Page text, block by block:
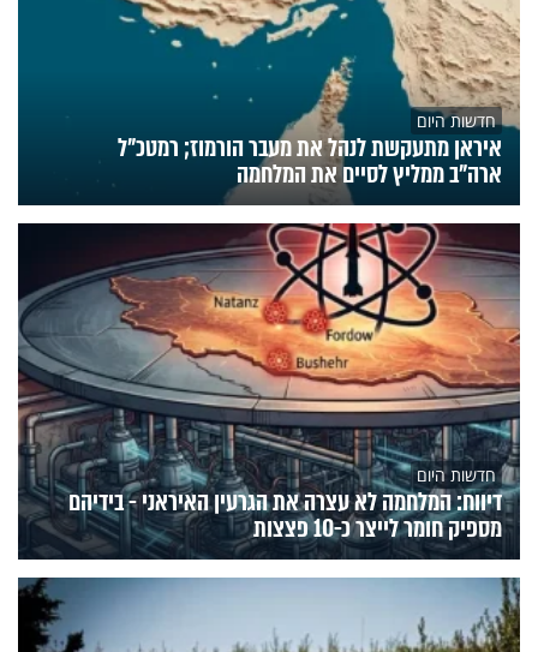
חדשות היום
איראן מתעקשת לנהל את מעבר הורמוז; רמטכ"ל
ארה"ב ממליץ לסיים את המלחמה
חדשות היום
דיווח: המלחמה לא עצרה את הגרעין האיראני - בידיהם
מספיק חומר לייצר כ-10 פצצות